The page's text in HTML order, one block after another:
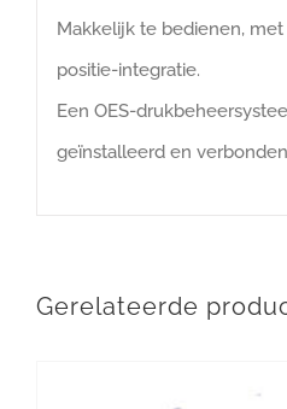
Makkelijk te bedienen,
positie-integratie.
Een OES-
geïnstalleerd en
Gerelateerde